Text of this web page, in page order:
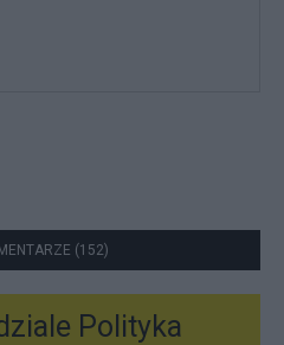
(152)
Polityka